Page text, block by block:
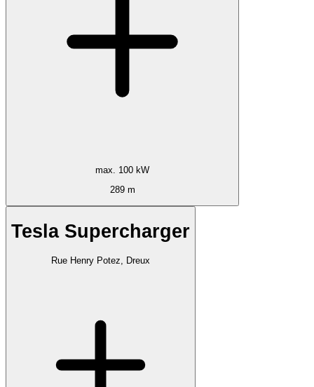
max. 100 kW
289 m
Tesla Supercharger
Rue Henry Potez, Dreux